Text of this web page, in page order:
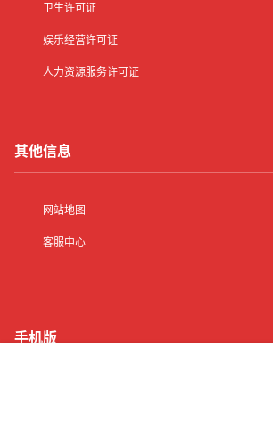
卫生许可证
娱乐经营许可证
人力资源服务许可证
其他信息
网站地图
客服中心
手机版